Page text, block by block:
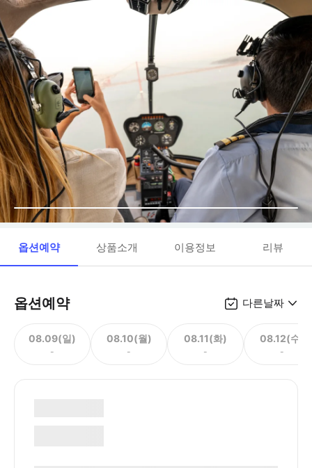
옵션예약 상품소개 이용정보 리뷰
옵션예약 다른날짜
08.09(일)
-
08.10(월)
-
08.11(화)
-
08.12(수)
-